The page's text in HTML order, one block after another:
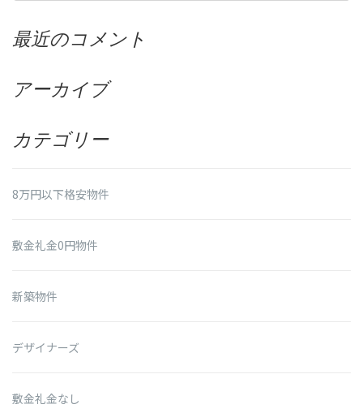
最近のコメント
アーカイブ
カテゴリー
8万円以下格安物件
敷金礼金0円物件
新築物件
デザイナーズ
敷金礼金なし